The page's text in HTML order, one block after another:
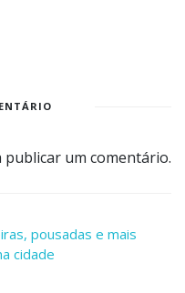
publicar um comentário.
pousadas e mais
cidade